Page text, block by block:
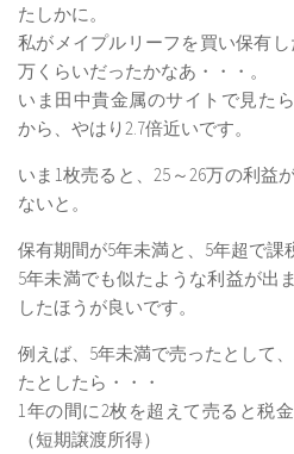
たしかに。
私がメイプルリーフを買い保有
万くらいだったかなあ・・・。
いま田中貴金属のサイトで見た
から、やはり2.7倍近いです。
いま1枚売ると、25～26万の利益
ないと。
保有期間が5年未満と、5年超で課
5年未満でも似たような利益が出
したほうが良いです。
例えば、5年未満で売ったとして
たとしたら・・・
1年の間に2枚を超えて売ると税
（短期譲渡所得）